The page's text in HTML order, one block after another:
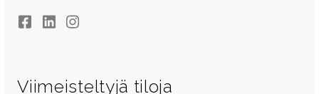
FacebookLinkedInInstagram
Viimeisteltyjä tiloja